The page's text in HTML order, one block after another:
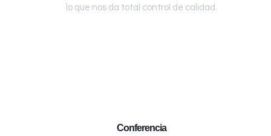
lo que nos da total control de calidad.
Conferencia